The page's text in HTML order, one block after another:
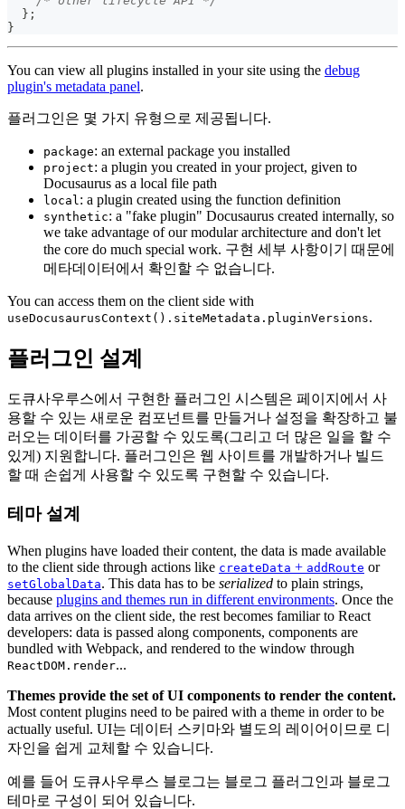
} ;
}
You can view all plugins installed in your site using the debug
plugin's metadata panel.
플러그인은 몇 가지 유형으로 제공됩니다.
package: an external package you installed
project: a plugin you created in your project, given to
Docusaurus as a local file path
local : a plugin created using the function definition
synthetic: a "fake plugin" Docusaurus created internally, so
we take advantage of our modular architecture and don't let
the core do much special work. 구현 세부 사항이기 때문에
메타데이터에서 확인할 수 없습니다.
You can access them on the client side with
useDocusaurusContext().siteMetadata.pluginVersions.
플러그인 설계
도큐사우루스에서 구현한 플러그인 시스템은 페이지에서 사
용할 수 있는 새로운 컴포넌트를 만들거나 설정을 확장하고 불
러오는 데이터를 가공할 수 있도록(그리고 더 많은 일을 할 수
있게) 지원합니다. 플러그인은 웹 사이트를 개발하거나 빌드
할 때 손쉽게 사용할 수 있도록 구현할 수 있습니다.
테마 설계
When plugins have loaded their content, the data is made available
to the client side through actions like createData + addRoute or
setGlobalData. This data has to be serialized to plain strings,
because plugins and themes run in different environments. Once the
data arrives on the client side, the rest becomes familiar to React
developers: data is passed along components, components are
bundled with Webpack, and rendered to the window through
ReactDOM.render...
Themes provide the set of UI components to render the content.
Most content plugins need to be paired with a theme in order to be
actually useful. UI는 데이터 스키마와 별도의 레이어이므로 디
자인을 쉽게 교체할 수 있습니다.
예를 들어 도큐사우루스 블로그는 블로그 플러그인과 블로그
테마로 구성이 되어 있습니다.